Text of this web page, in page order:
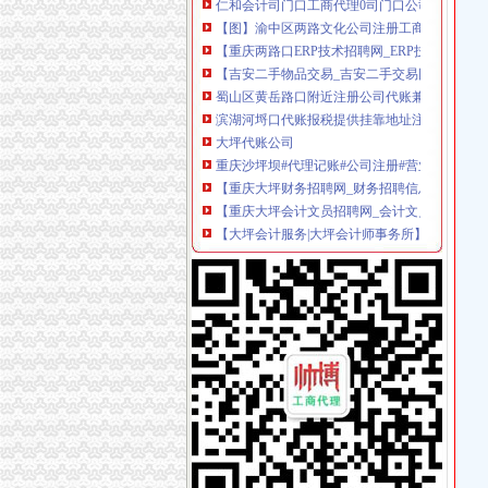
【图】渝中区两路文化公司注册工商代办代账
【重庆两路口ERP技术招聘网_ERP技术招聘信
【吉安二手物品交易_吉安二手交易网_江西吉
蜀山区黄岳路口附近注册公司代账兼职整理旧
滨湖河埒口代账报税提供挂靠地址注册公司财税
大坪代账公司
重庆沙坪坝#代理记账#公司注册#营业执照代办
【重庆大坪财务招聘网_财务招聘信息】-重庆智
【重庆大坪会计文员招聘网_会计文员招聘信息
【大坪会计服务|大坪会计师事务所】-今题大坪
0元免费*办重庆公司注册可提供注册地址重庆
代理商标公司的前景如何？渝北代账公司电话？
【工商网上报税系统】_重庆列表网
常年提供重庆主城区公司注册代理记账商标注册
【会计培训,工商注册、财务代账、企业变更、
【重庆渝北区会计代理记账代办公司,价比选亿
渝中区代账公司流程
江岸区会计代账公司【2016企业税务详细流程
江夏区工商代办.注册公司执照代理.知名代账公
专利申请名录_2017专利申请企业黄页大全_商务
2010年重庆城市交通开发投资（集团）有限公